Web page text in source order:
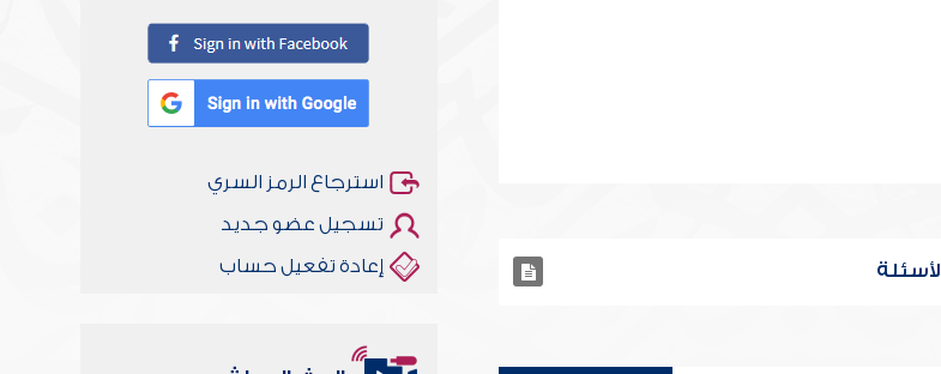
استرجاع الرمز السري
تسجيل عضو جديد
إعادة تفعيل حساب